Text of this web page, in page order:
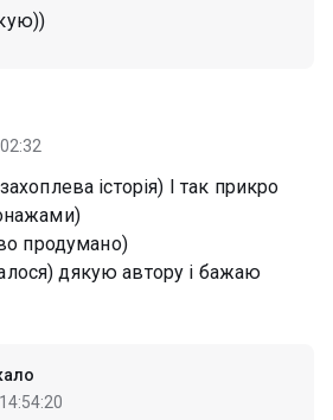
історія) І так прикро
продумано)
дякую автору і бажаю